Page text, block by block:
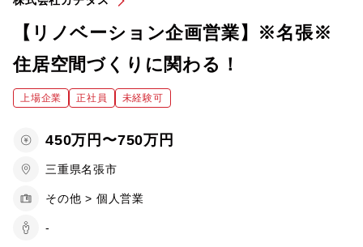
【リノベーション企画営業】※名張※
住居空間づくりに関わる！
上場企業 正社員 未経験可
450万円〜750万円
三重県名張市
その他 > 個人営業
-